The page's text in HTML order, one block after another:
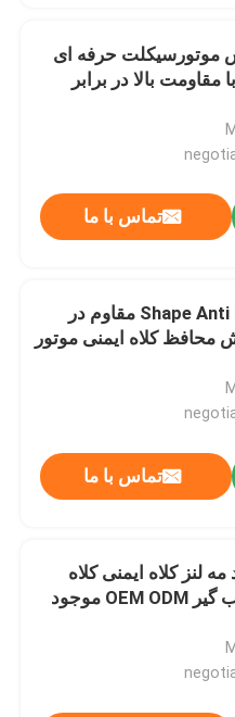
موتورسیکلت حرفه ای
بالا در برابر
تماس با ما
Shape Anti Fog Lens مقاوم در
محافظ کلاه ایمنی موتور
تماس با ما
لنز کلاه ایمنی کلاه
ایمنی آفتاب گیر OEM ODM موجود